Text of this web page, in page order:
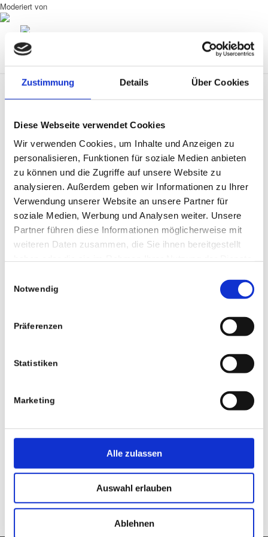
Zustimmung Details Über Cookies
Diese Webseite verwendet Cookies
Wir verwenden Cookies, um Inhalte und Anzeigen zu
personalisieren, Funktionen für soziale Medien anbieten
zu können und die Zugriffe auf unsere Website zu
analysieren. Außerdem geben wir Informationen zu Ihrer
Verwendung unserer Website an unsere Partner für
soziale Medien, Werbung und Analysen weiter. Unsere
Partner führen diese Informationen möglicherweise mit
weiteren Daten zusammen, die Sie ihnen bereitgestellt
Notwendig
Präferenzen
Statistiken
Marketing
Alle zulassen
Auswahl erlauben
Ablehnen
Moderiert von
0
KOMMENTARE
Hinterlasse einen Kommentar
An der Diskussion beteiligen?
Hinterlasse uns deinen Kommentar!
Name